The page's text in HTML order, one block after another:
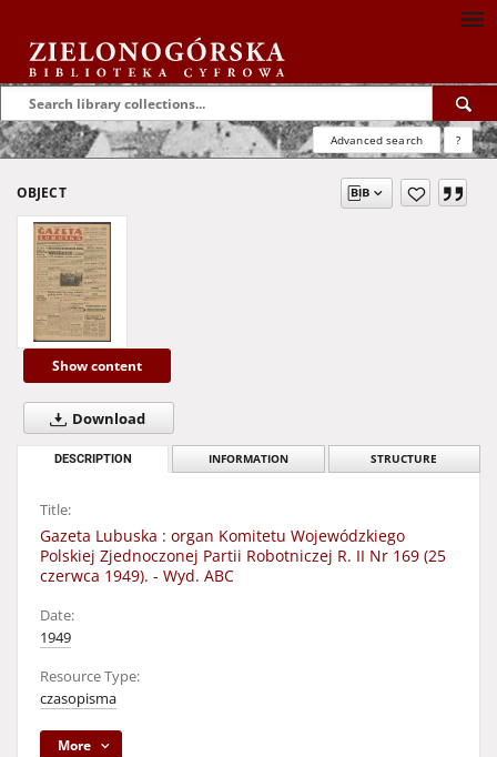
Advanced search ?
OBJECT
Show content
Download
DESCRIPTION INFORMATION STRUCTURE
Title:
Gazeta Lubuska : organ Komitetu Wojewódzkiego
Polskiej Zjednoczonej Partii Robotniczej R. II Nr 169 (25
czerwca 1949). - Wyd. ABC
Date:
1949
Resource Type:
czasopisma
More